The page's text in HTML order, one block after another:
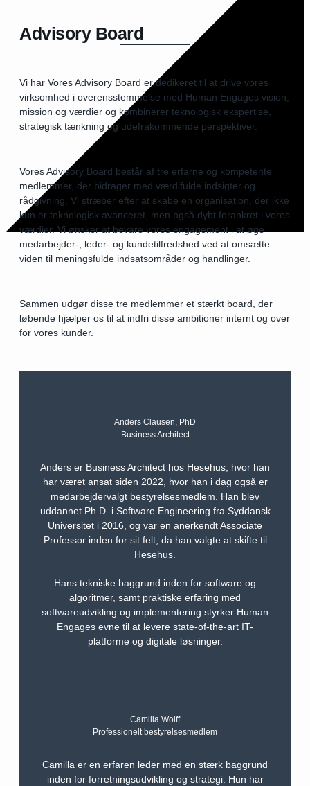
Advisory Board
Vi har Vores Advisory Board er dedikeret til at drive vores
virksomhed i overensstemmelse med Human Engages vision,
mission og værdier og kombinerer teknologisk ekspertise,
strategisk tænkning og udefrakommende perspektiver.
Vores Advisory Board består af tre erfarne og kompetente
medlemmer, der bidrager med værdifulde indsigter og
rådgivning. Vi stræber efter at skabe en organisation, der ikke
kun er teknologisk avanceret, men også dybt forankret i vores
værdier. Vi ønsker at bevare vores engagement i at øge
medarbejder-, leder- og kundetilfredshed ved at omsætte
viden til meningsfulde indsatsområder og handlinger.
Sammen udgør disse tre medlemmer et stærkt board, der
løbende hjælper os til at indfri disse ambitioner internt og over
for vores kunder.
Anders Clausen, PhD
Business Architect
Anders er Business Architect hos Hesehus, hvor han
har været ansat siden 2022, hvor han i dag også er
medarbejdervalgt bestyrelsesmedlem. Han blev
uddannet Ph.D. i Software Engineering fra Syddansk
Universitet i 2016, og var en anerkendt Associate
Professor inden for sit felt, da han valgte at skifte til
Hesehus.
Hans tekniske baggrund inden for software og
algoritmer, samt praktiske erfaring med
softwareudvikling og implementering styrker Human
Engages evne til at levere state-of-the-art IT-
platforme og digitale løsninger.
Camilla Wolff
Professionelt bestyrelsesmedlem
Camilla er en erfaren leder med en stærk baggrund
inden for forretningsudvikling og strategi. Hun har